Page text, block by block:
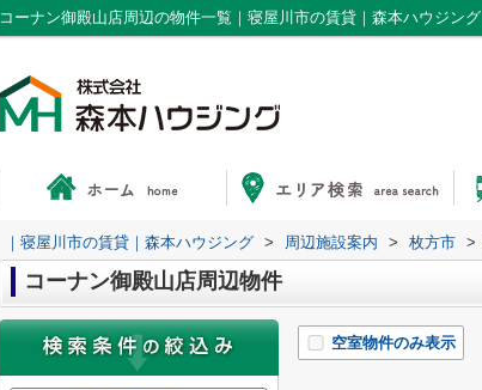
コーナン御殿山店周辺の物件一覧｜寝屋川市の賃貸｜森本ハウジング
｜寝屋川市の賃貸｜森本ハウジング > 周辺施設案内 > 枚方市 >
コーナン御殿山店周辺物件
空室物件のみ表示